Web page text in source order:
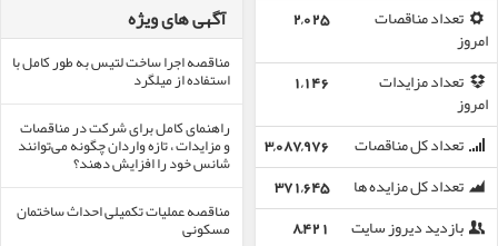
آگهی های ویژه
مناقصه اجرا ساخت لتیس به طور کامل با
استفاده از میلگرد
راهنمای کامل برای شرکت در مناقصات
و مزایدات ، تازه واردان چگونه می‌توانند
شانس خود را افزایش دهند؟
مناقصه عملیات تکمیلی احداث ساختمان
مسکونی
تعداد مناقصات
امروز
2,025
تعداد مزایدات
امروز
1,146
تعداد کل مناقصات
3,087,976
تعداد کل مزایده ها
371,645
بازدید دیروز سایت
8,421